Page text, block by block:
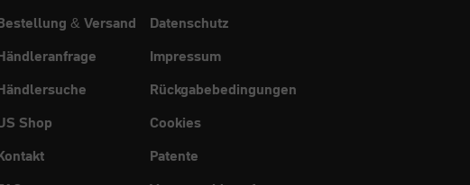
& Versand
Shop
Datenschutz
Impressum
Rückgabebedingungen
Cookies
Patente